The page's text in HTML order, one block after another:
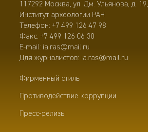
117292 Москва, ул. Дм. Ульянова, д. 19,
Институт археологии РАН
Телефон: +7 499 126 47 98
Факс: +7 499 126 06 30
E-mail: ia.ras@mail.ru
Для журналистов: ia.ras@mail.ru
Фирменный стиль
Противодействие коррупции
Пресс-релизы